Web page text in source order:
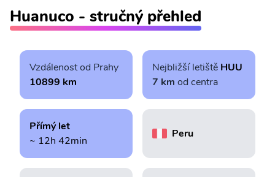
Huanuco - stručný přehled
Vzdálenost od Prahy
10899 km
Nejbližší letiště HUU
7 km od centra
Přímý let
~ 12h 42min
Peru